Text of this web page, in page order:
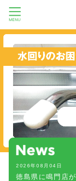
2026年08月04日
徳島県に鳴門店